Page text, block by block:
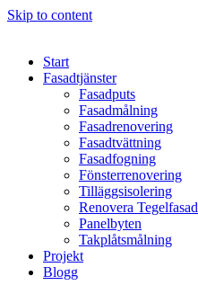
Skip to content
Start
Fasadtjänster
Fasadputs
Fasadmålning
Fasadrenovering
Fasadtvättning
Fasadfogning
Fönsterrenovering
Tilläggsisolering
Renovera Tegelfasad
Panelbyten
Takplåtsmålning
Projekt
Blogg